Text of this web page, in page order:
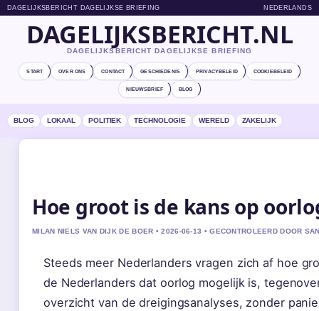
DAGELIJKSBERICHT DAGELIJKSE BRIEFING NEDERLANDS
DAGELIJKSBERICHT.NL
DAGELIJKSBERICHT DAGELIJKSE BRIEFING
START OVER ONS CONTACT GESCHIEDENIS PRIVACYBELEID COOKIEBELEID
NIEUWSBRIEF BLOG
BLOG LOKAAL POLITIEK TECHNOLOGIE WERELD ZAKELIJK
Hoe groot is de kans op
MILAN NIELS VAN DIJK DE BOER • 2026-06-13 • GECONTROLEERD DOOR
Steeds meer Nederlanders vragen zich af hoe
de Nederlanders dat oorlog mogelijk is,
overzicht van de dreigingsanalyses, zonder